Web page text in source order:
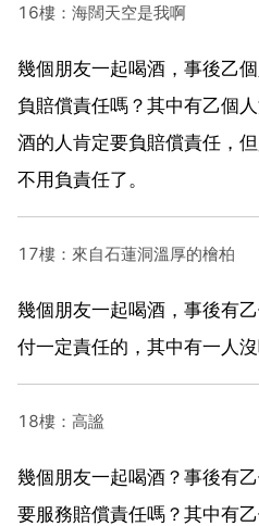
16樓：海闊天空是我啊
幾個朋友一起喝酒，事後乙
負賠償責任嗎？其中有乙個
酒的人肯定要負賠償責任，
不用負責任了。
17樓：來自石蓮洞溫厚的檜柏
幾個朋友一起喝酒，事後有
付一定責任的，其中有一人沒
18樓：高謐
幾個朋友一起喝酒？事後有
要服務賠償責任嗎？其中有